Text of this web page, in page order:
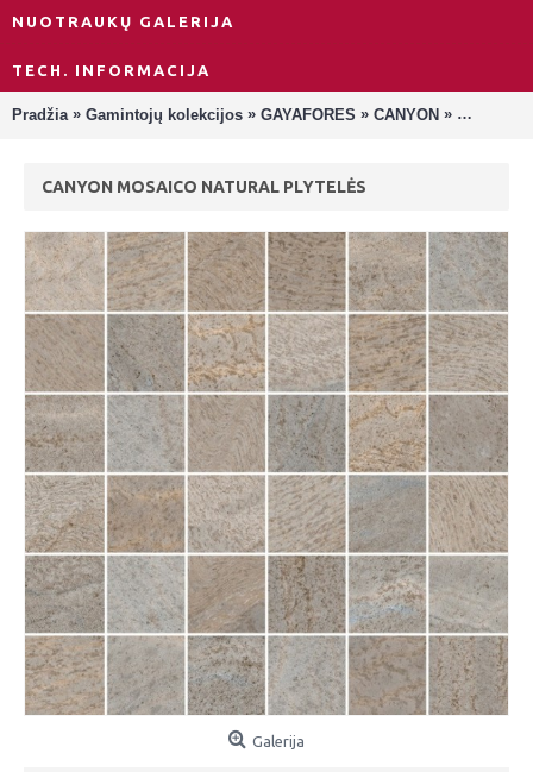
NUOTRAUKŲ GALERIJA
TECH. INFORMACIJA
Pradžia » Gamintojų kolekcijos » GAYAFORES » CANYON » Canyon
CANYON MOSAICO NATURAL PLYTELĖS
Galerija